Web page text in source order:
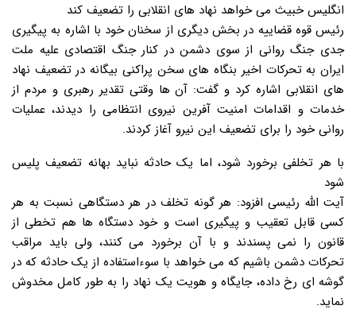
انگلیس خبیث می خواهد نهاد های انقلابی را تضعیف کند
رئیس قوه قضاییه در بخش دیگری از سخنان خود با اشاره به پیگیری
جدی جنگ روانی از سوی دشمن در کنار جنگ اقتصادی علیه ملت
ایران به تحرکات اخیر بنگاه های سخن پراکنی بیگانه در تضعیف نهاد
های انقلابی اشاره کرد و گفت: آن ها وقتی تقدیر رهبری و مردم از
خدمات و اقدامات امنیت آفرین نیروی انتظامی را دیدند، عملیات
روانی خود را برای تضعیف این نیرو آغاز کردند.
با هر تخلفی برخورد شود، اما یک حادثه نباید بهانه تضعیف پلیس
شود
آیت الله رئیسی افزود: هر گونه تخلف در هر دستگاهی نسبت به هر
کسی قابل تعقیب و پیگیری است و خود دستگاه ها هم تخطی از
قانون را نمی پسندند و با آن برخورد می کنند، ولی باید مراقب
تحرکات دشمن باشیم که می خواهد با سوءاستفاده از یک حادثه که در
گوشه ای رخ داده، جایگاه و هویت یک نهاد را به طور کامل مخدوش
نماید.